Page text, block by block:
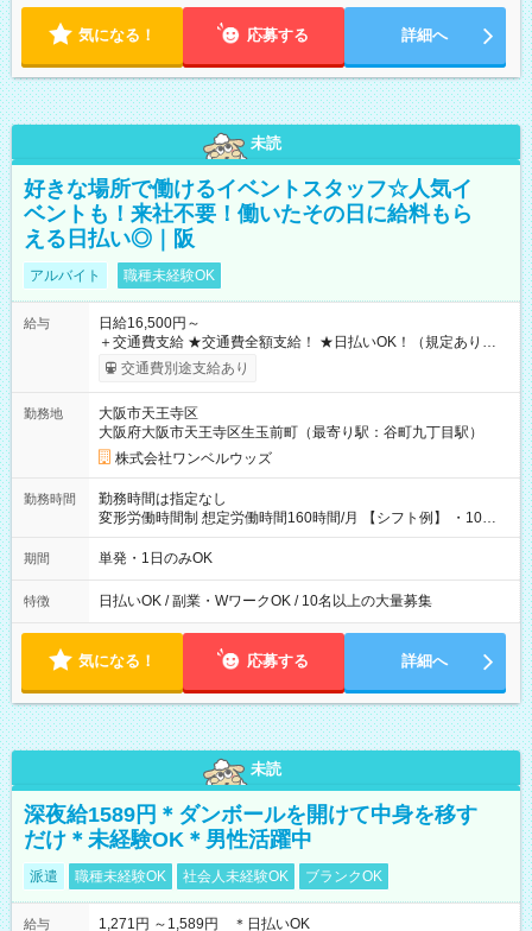
気になる！ 応募する 詳細へ
未読
好きな場所で働けるイベントスタッフ☆人気イ
ベントも！来社不要！働いたその日に給料もら
える日払い◎｜阪
アルバイト 職種未経験OK
給与
日給16,500円～
＋交通費支給 ★交通費全額支給！ ★日払いOK！（規定あり） ┗
働いたその日に現金GET♪ お仕事後はコンビニATMから 日払
交通費別途支給あり
勤務地
大阪市天王寺区
大阪府大阪市天王寺区生玉前町（最寄り駅：谷町九丁目駅）
株式会社ワンベルウッズ
勤務時間
勤務時間は指定なし
変形労働時間制 想定労働時間160時間/月 【シフト例】 ・10：
00～20：00
期間 単発・1日のみOK
特徴 日払いOK / 副業・WワークOK / 10名以上の大量募集
気になる！ 応募する 詳細へ
未読
深夜給1589円＊ダンボールを開けて中身を移す
だけ＊未経験OK＊男性活躍中
派遣 職種未経験OK 社会人未経験OK ブランクOK
給与 1,271円 ～1,589円 ＊日払いOK